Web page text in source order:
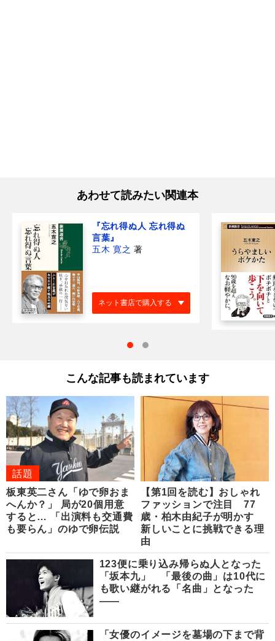
あわせて読みたい関連本
『忘れ得ぬ人 忘れ得ぬ
言葉』
五木 寛之 著
ネット書店で購入する
こんな記事も読まれています
話題
板東英二さん「ゆで卵おま
へんか？」 局が20個用意
すると… 「出演料も交通費
も要らん」のゆで卵伝説
【第1回を読む】おしゃれ
ファッションで注目 77
歳・柏木由紀子が明かす
新しいことに挑戦できる理
由
123便に乗り込み帰らぬ人となった
「坂本九」 「最後の曲」は10代に
も歌い継がれる「名曲」となった
――
「女優のイメージを墓場の下まで背